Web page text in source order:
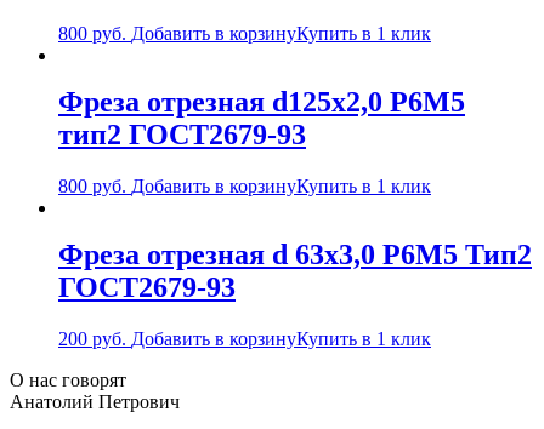
800 руб. Добавить в корзинуКупить в 1 клик
Фреза отрезная d125х2,0 Р6М5
тип2 ГОСТ2679-93
800 руб. Добавить в корзинуКупить в 1 клик
Фреза отрезная d 63х3,0 Р6М5 Тип2
ГОСТ2679-93
200 руб. Добавить в корзинуКупить в 1 клик
О нас говорят
Анатолий Петрович